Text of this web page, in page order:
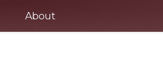
About